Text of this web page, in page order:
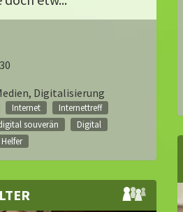
Digitalisierung
Internet
Internettreff
souverän
Digital